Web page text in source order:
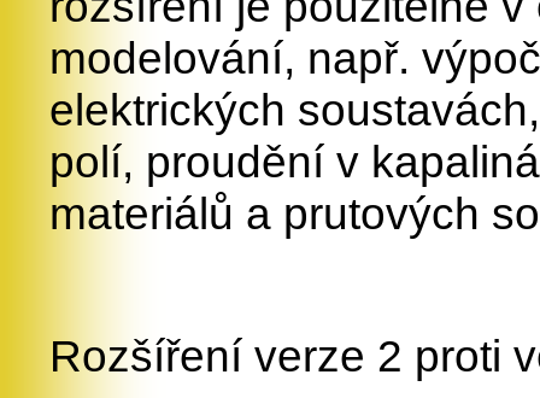
modelování, např.
elektrických
polí, proudění v
materiálů a prutových
Rozšíření verze 2 proti